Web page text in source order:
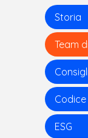
Storia
Team
ESG